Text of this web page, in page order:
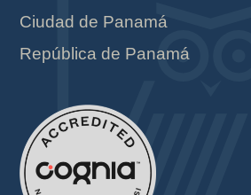
Ciudad de Panamá
República de Panamá